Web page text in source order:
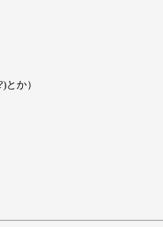
か）